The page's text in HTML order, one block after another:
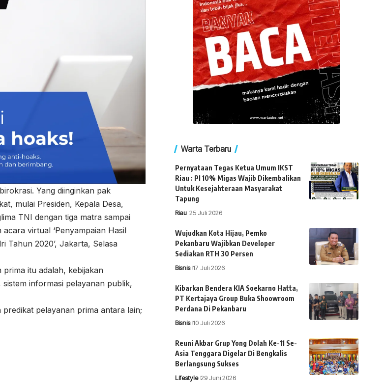
Yang diinginkan pak
mulai Presiden, Kepala Desa,
TNI dengan tiga matra sampai
virtual ‘Penyampaian Hasil
Tahun 2020’, Jakarta, Selasa
itu adalah, kebijakan
informasi pelayanan publik,
pelayanan prima antara lain;
Warta Terbaru
Pernyataan Tegas Ketua Umum IKST
Riau : PI 10% Migas Wajib Dikembalikan
Untuk Kesejahteraan Masyarakat
Tapung
Riau 25 Juli 2026
Wujudkan Kota Hijau, Pemko
Pekanbaru Wajibkan Developer
Sediakan RTH 30 Persen
Bisnis 17 Juli 2026
Kibarkan Bendera KIA Soekarno Hatta,
PT Kertajaya Group Buka Shoowroom
Perdana Di Pekanbaru
Bisnis 10 Juli 2026
Reuni Akbar Grup Yong Dolah Ke-11 Se-
Asia Tenggara Digelar Di Bengkalis
Berlangsung Sukses
Lifestyle 29 Juni 2026